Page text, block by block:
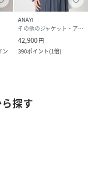
ン
ANAYI
その他のジャケット・アウター
42,900円
390ポイント(1倍)
探す